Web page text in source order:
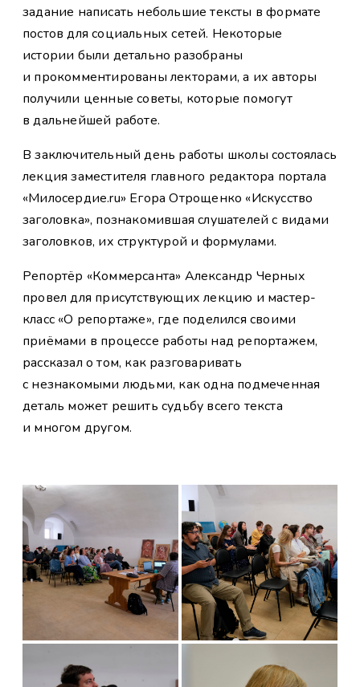
задание написать небольшие тексты в формате
постов для социальных сетей. Некоторые
истории были детально разобраны
и прокомментированы лекторами, а их авторы
получили ценные советы, которые помогут
в дальнейшей работе.
В заключительный день работы школы состоялась
лекция заместителя главного редактора портала
«Милосердие.ru» Егора Отрощенко «Искусство
заголовка», познакомившая слушателей с видами
заголовков, их структурой и формулами.
Репортёр «Коммерсанта» Александр Черных
провел для присутствующих лекцию и мастер-
класс «О репортаже», где поделился своими
приёмами в процессе работы над репортажем,
рассказал о том, как разговаривать
с незнакомыми людьми, как одна подмеченная
деталь может решить судьбу всего текста
и многом другом.